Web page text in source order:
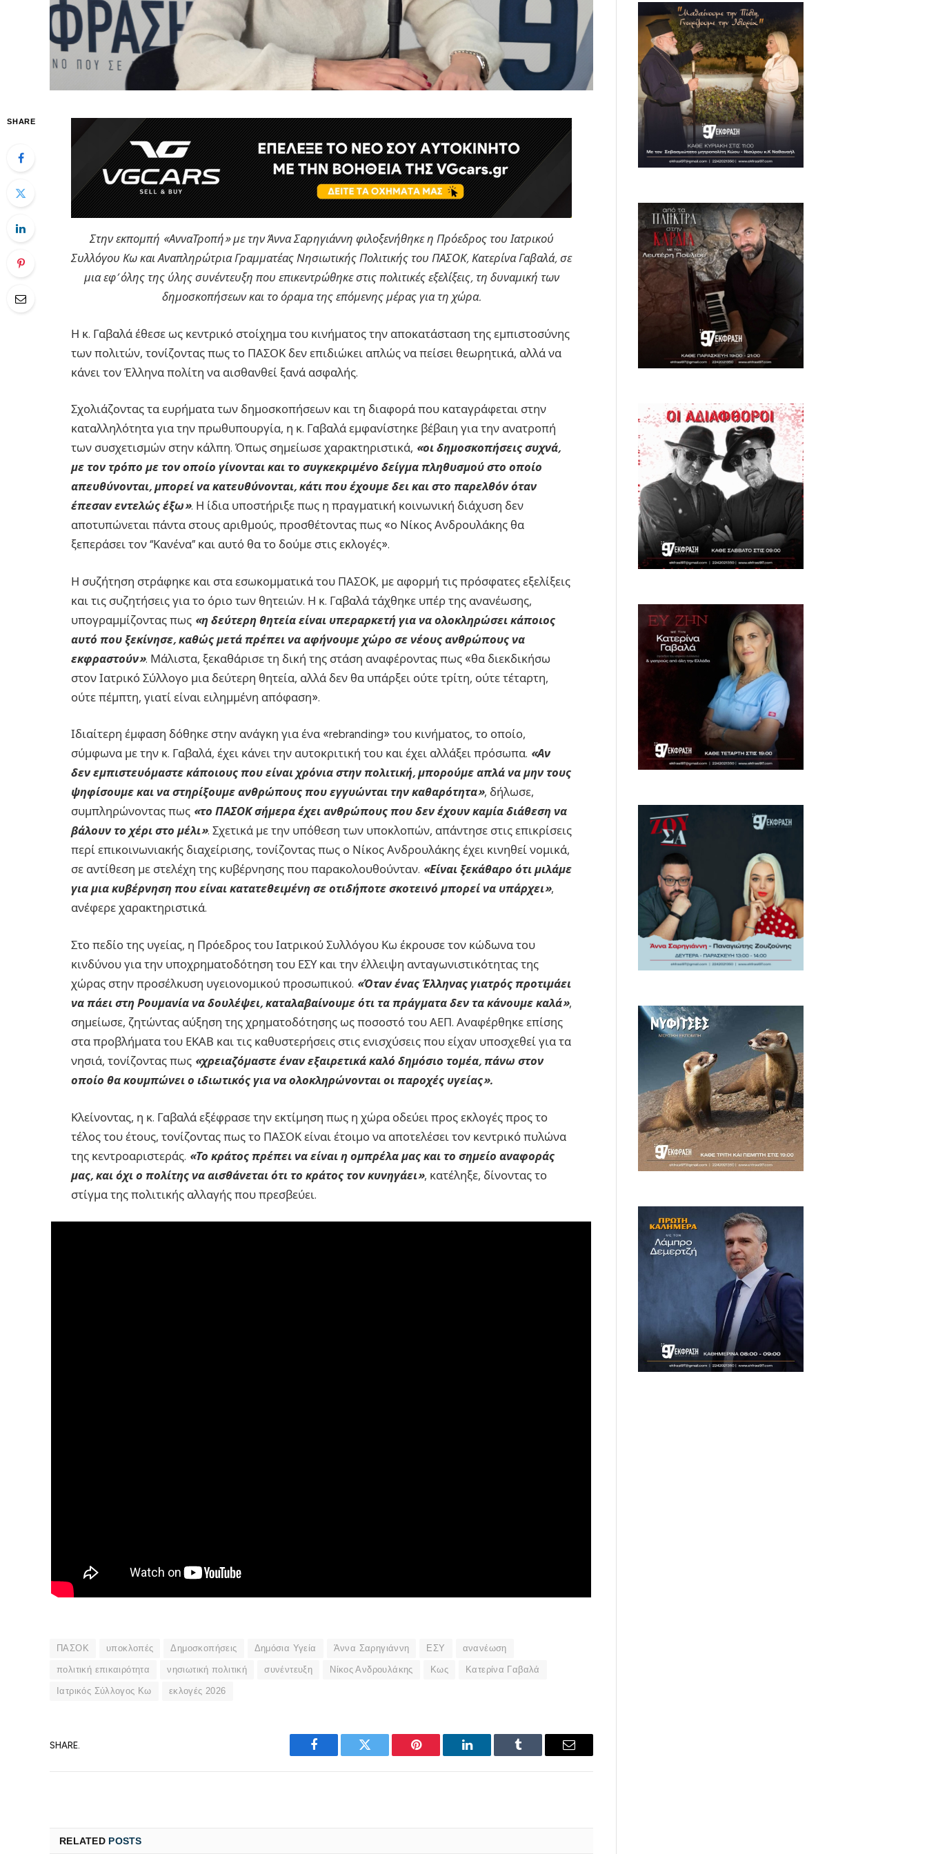
SHARE
Στην εκπομπή «ΑνναΤροπή» με την Άννα Σαρηγιάννη φιλοξενήθηκε η Πρόεδρος του Ιατρικού
Συλλόγου Κω και Αναπληρώτρια Γραμματέας Νησιωτικής Πολιτικής του ΠΑΣΟΚ, Κατερίνα Γαβαλά, σε
μια εφ’ όλης της ύλης συνέντευξη που επικεντρώθηκε στις πολιτικές εξελίξεις, τη δυναμική των
δημοσκοπήσεων και το όραμα της επόμενης μέρας για τη χώρα.
Η κ. Γαβαλά έθεσε ως κεντρικό στοίχημα του κινήματος την αποκατάσταση της εμπιστοσύνης
των πολιτών, τονίζοντας πως το ΠΑΣΟΚ δεν επιδιώκει απλώς να πείσει θεωρητικά, αλλά να
κάνει τον Έλληνα πολίτη να αισθανθεί ξανά ασφαλής.
Σχολιάζοντας τα ευρήματα των δημοσκοπήσεων και τη διαφορά που καταγράφεται στην
καταλληλότητα για την πρωθυπουργία, η κ. Γαβαλά εμφανίστηκε βέβαιη για την ανατροπή
των συσχετισμών στην κάλπη. Όπως σημείωσε χαρακτηριστικά, «οι δημοσκοπήσεις συχνά,
με τον τρόπο με τον οποίο γίνονται και το συγκεκριμένο δείγμα πληθυσμού στο οποίο
απευθύνονται, μπορεί να κατευθύνονται, κάτι που έχουμε δει και στο παρελθόν όταν
έπεσαν εντελώς έξω». Η ίδια υποστήριξε πως η πραγματική κοινωνική διάχυση δεν
αποτυπώνεται πάντα στους αριθμούς, προσθέτοντας πως «ο Νίκος Ανδρουλάκης θα
ξεπεράσει τον “Κανένα” και αυτό θα το δούμε στις εκλογές».
Η συζήτηση στράφηκε και στα εσωκομματικά του ΠΑΣΟΚ, με αφορμή τις πρόσφατες εξελίξεις
και τις συζητήσεις για το όριο των θητειών. Η κ. Γαβαλά τάχθηκε υπέρ της ανανέωσης,
υπογραμμίζοντας πως «η δεύτερη θητεία είναι υπεραρκετή για να ολοκληρώσει κάποιος
αυτό που ξεκίνησε, καθώς μετά πρέπει να αφήνουμε χώρο σε νέους ανθρώπους να
εκφραστούν». Μάλιστα, ξεκαθάρισε τη δική της στάση αναφέροντας πως «θα διεκδικήσω
στον Ιατρικό Σύλλογο μια δεύτερη θητεία, αλλά δεν θα υπάρξει ούτε τρίτη, ούτε τέταρτη,
ούτε πέμπτη, γιατί είναι ειλημμένη απόφαση».
Ιδιαίτερη έμφαση δόθηκε στην ανάγκη για ένα «rebranding» του κινήματος, το οποίο,
σύμφωνα με την κ. Γαβαλά, έχει κάνει την αυτοκριτική του και έχει αλλάξει πρόσωπα. «Αν
δεν εμπιστευόμαστε κάποιους που είναι χρόνια στην πολιτική, μπορούμε απλά να μην τους
ψηφίσουμε και να στηρίξουμε ανθρώπους που εγγυώνται την καθαρότητα», δήλωσε,
συμπληρώνοντας πως «το ΠΑΣΟΚ σήμερα έχει ανθρώπους που δεν έχουν καμία διάθεση να
βάλουν το χέρι στο μέλι». Σχετικά με την υπόθεση των υποκλοπών, απάντησε στις επικρίσεις
περί επικοινωνιακής διαχείρισης, τονίζοντας πως ο Νίκος Ανδρουλάκης έχει κινηθεί νομικά,
σε αντίθεση με στελέχη της κυβέρνησης που παρακολουθούνταν. «Είναι ξεκάθαρο ότι μιλάμε
για μια κυβέρνηση που είναι κατατεθειμένη σε οτιδήποτε σκοτεινό μπορεί να υπάρχει»,
ανέφερε χαρακτηριστικά.
Στο πεδίο της υγείας, η Πρόεδρος του Ιατρικού Συλλόγου Κω έκρουσε τον κώδωνα του
κινδύνου για την υποχρηματοδότηση του ΕΣΥ και την έλλειψη ανταγωνιστικότητας της
χώρας στην προσέλκυση υγειονομικού προσωπικού. «Όταν ένας Έλληνας γιατρός προτιμάει
να πάει στη Ρουμανία να δουλέψει, καταλαβαίνουμε ότι τα πράγματα δεν τα κάνουμε καλά»,
σημείωσε, ζητώντας αύξηση της χρηματοδότησης ως ποσοστό του ΑΕΠ. Αναφέρθηκε επίσης
στα προβλήματα του ΕΚΑΒ και τις καθυστερήσεις στις ενισχύσεις που είχαν υποσχεθεί για τα
νησιά, τονίζοντας πως «χρειαζόμαστε έναν εξαιρετικά καλό δημόσιο τομέα, πάνω στον
οποίο θα κουμπώνει ο ιδιωτικός για να ολοκληρώνονται οι παροχές υγείας».
Κλείνοντας, η κ. Γαβαλά εξέφρασε την εκτίμηση πως η χώρα οδεύει προς εκλογές προς το
τέλος του έτους, τονίζοντας πως το ΠΑΣΟΚ είναι έτοιμο να αποτελέσει τον κεντρικό πυλώνα
της κεντροαριστεράς. «Το κράτος πρέπει να είναι η ομπρέλα μας και το σημείο αναφοράς
μας, και όχι ο πολίτης να αισθάνεται ότι το κράτος τον κυνηγάει», κατέληξε, δίνοντας το
στίγμα της πολιτικής αλλαγής που πρεσβεύει.
ΠΑΣΟΚ υποκλοπές Δημοσκοπήσεις Δημόσια Υγεία Άννα Σαρηγιάννη ΕΣΥ ανανέωση
πολιτική επικαιρότητα νησιωτική πολιτική συνέντευξη Νίκος Ανδρουλάκης Κως Κατερίνα Γαβαλά
Ιατρικός Σύλλογος Κω εκλογές 2026
SHARE.
Facebook Twitter Pinterest LinkedIn Tumblr Email
RELATED POSTS